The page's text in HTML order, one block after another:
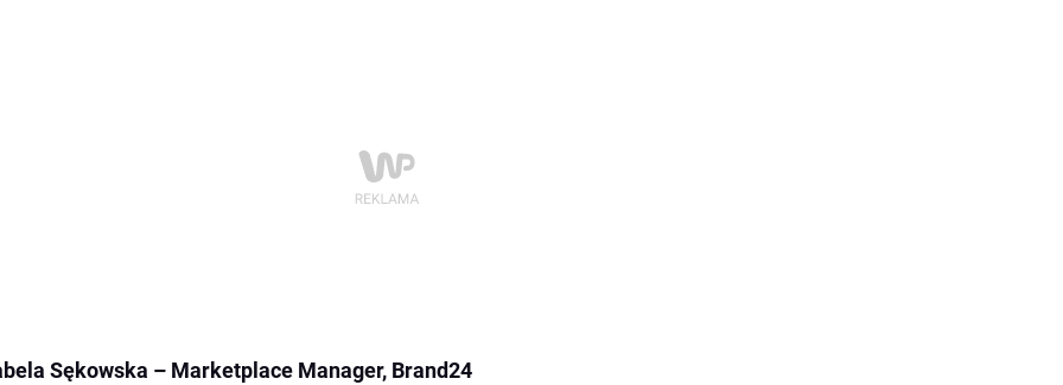
Sękowska – Marketplace Manager, Brand24